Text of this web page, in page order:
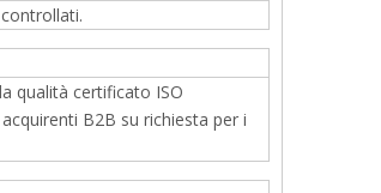
qualità certificato ISO
B2B su richiesta per i